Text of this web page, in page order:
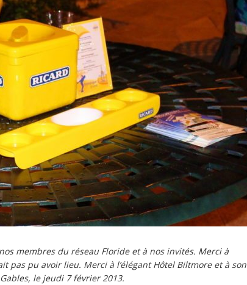
membres du réseau Floride et à nos invités. Merci à
pas pu avoir lieu. Merci à l’élégant Hôtel Biltmore et à son
le jeudi 7 février 2013.